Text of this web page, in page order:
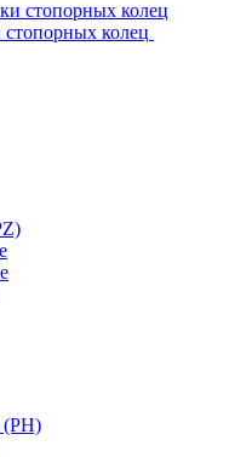
колец
(PH)